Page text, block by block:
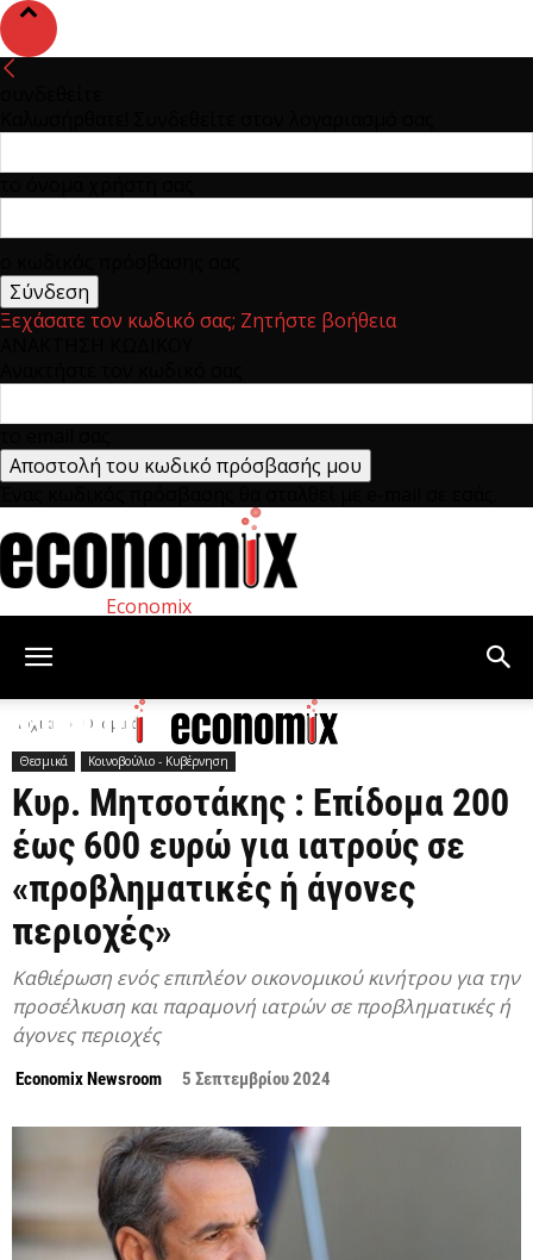
Ξεχάσατε τον κωδικό σας; Ζητήστε βοήθεια
Economix
Αρχική Θεσμικά
Θεσμικά Κοινοβούλιο - Κυβέρνηση
Κυρ. Μητσοτάκης : Επίδομα 200
έως 600 ευρώ για ιατρούς σε
«προβληματικές ή άγονες
περιοχές»
Καθιέρωση ενός επιπλέον οικονομικού κινήτρου για την
προσέλκυση και παραμονή ιατρών σε προβληματικές ή
άγονες περιοχές
Economix Newsroom 5 Σεπτεμβρίου 2024